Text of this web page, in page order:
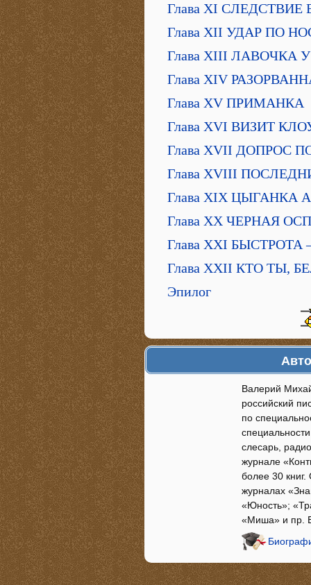
Глава XI
Глава XII УДАР ПО
Глава ХIII ЛАВОЧКА
Глава XIV
Глава XV ПРИМАНКА
Глава XVI ВИЗИТ
Глава XVII ДОПРОС
Глава XVIII
Глава XIX ЦЫГАНКА
Глава XX ЧЕРНАЯ
Глава XXI
Глава XXII КТО ТЫ,
Эпилог
Валерий
российский
по
слесарь,
журнале
более 30
журналах
«Юность»;
«Миша» и пр.